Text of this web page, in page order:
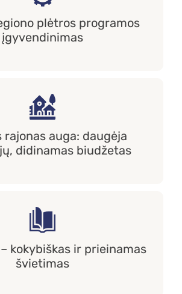
plėtros programos
įgyvendinimas
rajonas auga: daugėja
didinamas biudžetas
kokybiškas ir prieinamas
švietimas